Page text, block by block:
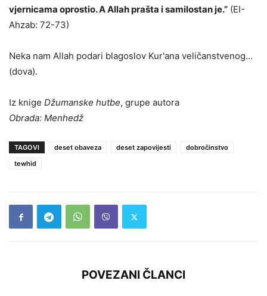
vjernicama oprostio. A Allah prašta i samilostan je.” (EI-
Ahzab: 72-73)
Neka nam Allah podari blagoslov Kur'ana veličanstvenog…
(dova).
Iz knige Džumanske hutbe, grupe autora
Obrada: Menhedž
TAGOVI deset obaveza deset zapovijesti
dobročinstvo
tewhid
POVEZANI ČLANCI